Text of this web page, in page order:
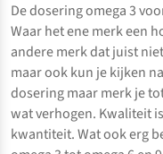
De dosering omega 3
Waar het ene merk een
andere merk dat juist
maar ook kun je kijken
dosering maar merk je
wat verhogen. Kwaliteit
kwantiteit. Wat ook erg